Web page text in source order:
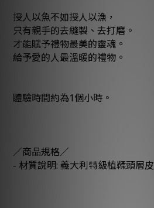
授人以魚不如授人以漁，
只有親手的去縫製、去打磨。
才能賦予禮物最美的靈魂。
給予愛的人最溫暖的禮物。
體驗時間約為1個小時。
／商品規格／
- 材質說明: 義大利特級植鞣頭層皮